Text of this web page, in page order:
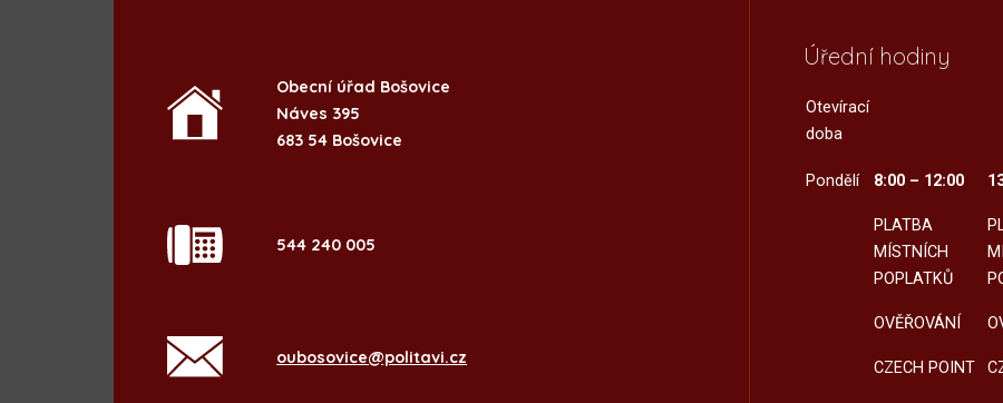
Obecní úřad Bošovice
Náves 395
683 54 Bošovice
544 240 005
oubosovice@politavi.cz
Úřední hodiny
Otevírací
doba
Pondělí 8:00 – 12:00
PLATBA
MÍSTNÍCH
POPLATKŮ
OVĚŘOVÁNÍ
CZECH POINT